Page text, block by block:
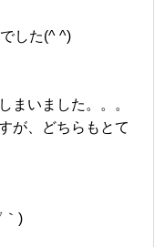
した(^ ^)
まいました。。。
が、どちらもとて
｀)